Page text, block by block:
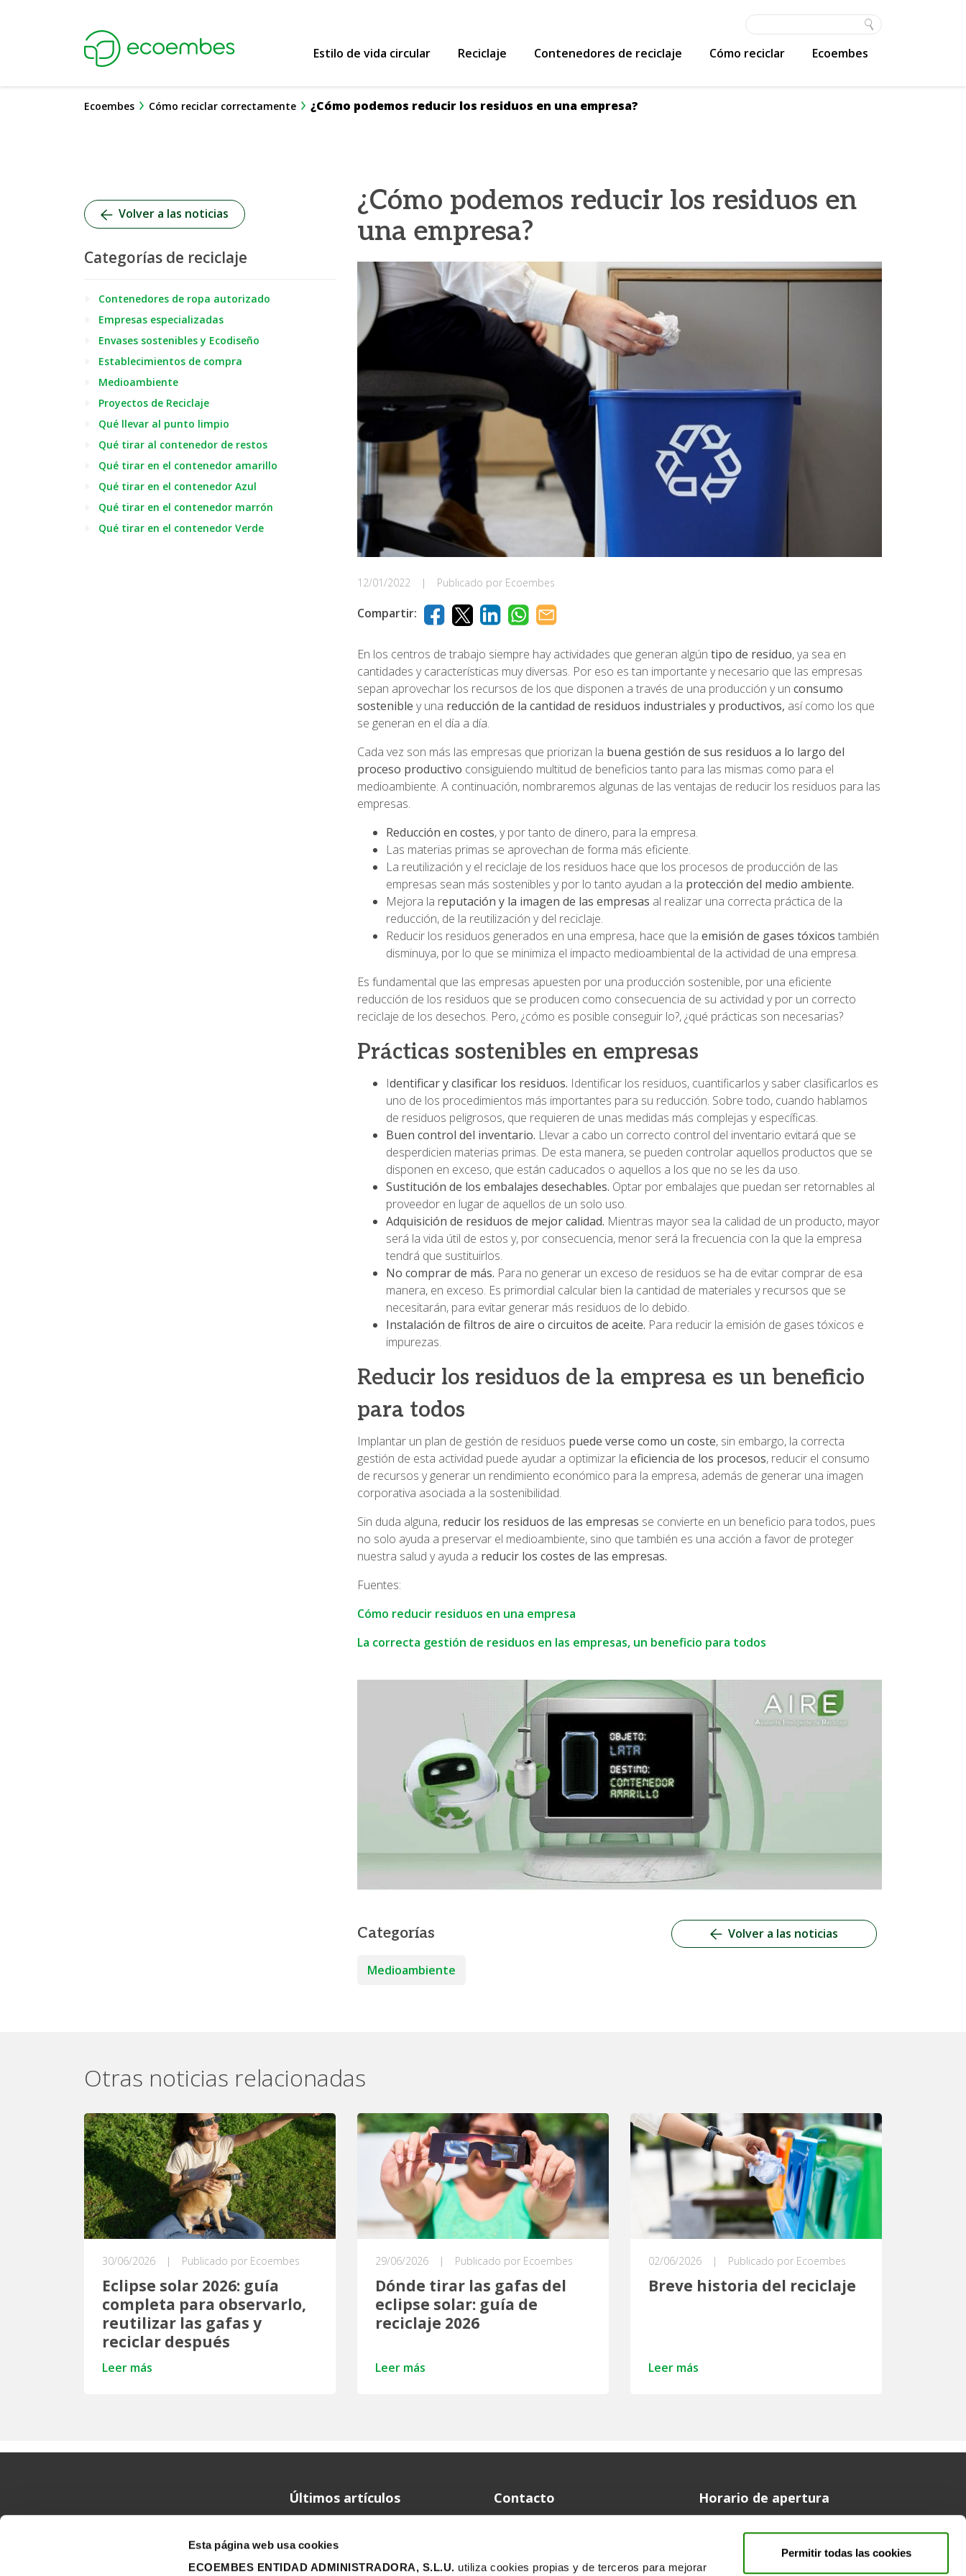
Esta página web usa cookies
ECOEMBES ENTIDAD ADMINISTRADORA, S.L.U. utiliza cookies propias y de terceros para mejorar
Permitir todas las cookies
Estilo de vida circular
Reciclaje Contenedores de reciclaje Cómo reciclar Ecoembes
Ecoembes Cómo reciclar correctamente ¿Cómo podemos reducir los residuos en una empresa?
Volver a las noticias
Categorías de reciclaje
Contenedores de ropa autorizado
Empresas especializadas
Envases sostenibles y Ecodiseño
Establecimientos de compra
Medioambiente
Proyectos de Reciclaje
Qué llevar al punto limpio
Qué tirar al contenedor de restos
Qué tirar en el contenedor amarillo
Qué tirar en el contenedor Azul
Qué tirar en el contenedor marrón
Qué tirar en el contenedor Verde
¿Cómo podemos reducir los residuos en
una empresa?
12/01/2022 | Publicado por Ecoembes
Compartir:
En los centros de trabajo siempre hay actividades que generan algún tipo de residuo, ya sea en
cantidades y características muy diversas. Por eso es tan importante y necesario que las empresas
sepan aprovechar los recursos de los que disponen a través de una producción y un consumo
sostenible y una reducción de la cantidad de residuos industriales y productivos, así como los que
se generan en el día a día.
Cada vez son más las empresas que priorizan la buena gestión de sus residuos a lo largo del
proceso productivo consiguiendo multitud de beneficios tanto para las mismas como para el
medioambiente. A continuación, nombraremos algunas de las ventajas de reducir los residuos para las
empresas.
Reducción en costes, y por tanto de dinero, para la empresa.
Las materias primas se aprovechan de forma más eficiente.
La reutilización y el reciclaje de los residuos hace que los procesos de producción de las
empresas sean más sostenibles y por lo tanto ayudan a la protección del medio ambiente.
Mejora la reputación y la imagen de las empresas al realizar una correcta práctica de la
reducción, de la reutilización y del reciclaje.
Reducir los residuos generados en una empresa, hace que la emisión de gases tóxicos también
disminuya, por lo que se minimiza el impacto medioambiental de la actividad de una empresa.
Es fundamental que las empresas apuesten por una producción sostenible, por una eficiente
reducción de los residuos que se producen como consecuencia de su actividad y por un correcto
reciclaje de los desechos. Pero, ¿cómo es posible conseguir lo?, ¿qué prácticas son necesarias?
Prácticas sostenibles en empresas
Identificar y clasificar los residuos. Identificar los residuos, cuantificarlos y saber clasificarlos es
uno de los procedimientos más importantes para su reducción. Sobre todo, cuando hablamos
de residuos peligrosos, que requieren de unas medidas más complejas y específicas.
Buen control del inventario. Llevar a cabo un correcto control del inventario evitará que se
desperdicien materias primas. De esta manera, se pueden controlar aquellos productos que se
disponen en exceso, que están caducados o aquellos a los que no se les da uso.
Sustitución de los embalajes desechables. Optar por embalajes que puedan ser retornables al
proveedor en lugar de aquellos de un solo uso.
Adquisición de residuos de mejor calidad. Mientras mayor sea la calidad de un producto, mayor
será la vida útil de estos y, por consecuencia, menor será la frecuencia con la que la empresa
tendrá que sustituirlos.
No comprar de más. Para no generar un exceso de residuos se ha de evitar comprar de esa
manera, en exceso. Es primordial calcular bien la cantidad de materiales y recursos que se
necesitarán, para evitar generar más residuos de lo debido.
Instalación de filtros de aire o circuitos de aceite. Para reducir la emisión de gases tóxicos e
impurezas.
Reducir los residuos de la empresa es un beneficio
para todos
Implantar un plan de gestión de residuos puede verse como un coste, sin embargo, la correcta
gestión de esta actividad puede ayudar a optimizar la eficiencia de los procesos, reducir el consumo
de recursos y generar un rendimiento económico para la empresa, además de generar una imagen
corporativa asociada a la sostenibilidad.
Sin duda alguna, reducir los residuos de las empresas se convierte en un beneficio para todos, pues
no solo ayuda a preservar el medioambiente, sino que también es una acción a favor de proteger
nuestra salud y ayuda a reducir los costes de las empresas.
Fuentes:
Cómo reducir residuos en una empresa
La correcta gestión de residuos en las empresas, un beneficio para todos
Categorías
Medioambiente
Volver a las noticias
Otras noticias relacionadas
30/06/2026 | Publicado por Ecoembes
Eclipse solar 2026: guía
completa para observarlo,
reutilizar las gafas y
reciclar después
Leer más
29/06/2026 | Publicado por Ecoembes
Dónde tirar las gafas del
eclipse solar: guía de
reciclaje 2026
Leer más
02/06/2026 | Publicado por Ecoembes
Breve historia del reciclaje
Leer más
Últimos artículos
después
Contacto
Horario de apertura
Síguenos en
twitter